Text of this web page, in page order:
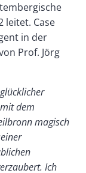
leitet. Case
in der
Prof. Jörg
dem
magisch
Ich